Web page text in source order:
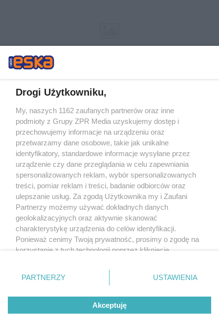
Żaden utwór zamieszczony w serwisie nie może być powielany i
rozpowszechniany lub dalej rozpowszechniany w jakikolwiek sposób (w
tym także elektroniczny lub mechaniczny) na jakimkolwiek polu
eksploatacji w jakiejkolwiek formie, włącznie z umieszczaniem w Internecie
bez pisemnej zgody właściciela praw. Jakiekolwiek użycie lub
wykorzystanie utworów w całości lub w części z naruszeniem prawa, tzn.
bez właściwej zgody, jest zabronione pod groźbą kary i może być ścigane
prawnie.
O nas
Drogi Użytkowniku,
My, naszych 1162 zaufanych partnerów oraz inne
podmioty z Grupy ZPR Media uzyskujemy dostęp i
przechowujemy informacje na urządzeniu oraz
przetwarzamy dane osobowe, takie jak unikalne
identyfikatory, standardowe informacje wysyłane przez
urządzenie czy dane przeglądania w celu zapewniania
spersonalizowanych reklam, wybór spersonalizowanych
treści, pomiar reklam i treści, badanie odbiorców oraz
ulepszanie usług. Za zgodą Użytkownika my i Zaufani
Partnerzy możemy używać dokładnych danych
geolokalizacyjnych oraz aktywnie skanować
charakterystykę urządzenia do celów identyfikacji.
Ponieważ cenimy Twoją prywatność, prosimy o zgodę na
korzystanie z tych technologii poprzez kliknięcie
zmienić/wycofać klikając przycisk ustawień prywatności
znajdujący się w lewym dolnym rogu strony
rodzaje przetwarzania danych nie wymagają zgody
użytkownika, ale masz prawo sprzeciwić się takiemu
przetwarzaniu. Preferencje będą miały zastosowanie tylko
PARTNERZY USTAWIENIA
Akceptuję